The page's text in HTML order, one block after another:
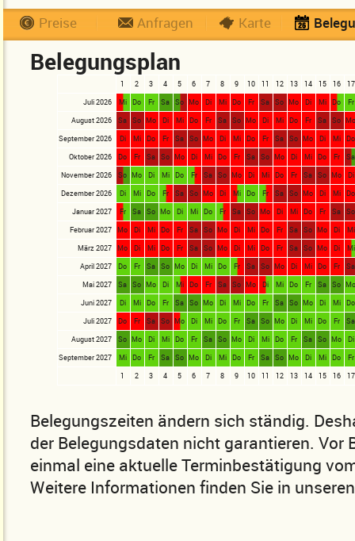
Preise Anfragen Karte
Belegungsplan
1 2 3 4 5 6 7 8 9 10 11 12 13 14 15 16
17
Juli 2026
Mi Do Fr Sa So Mo Di Mi Do Fr Sa So Mo Di Mi Do
Fr
August 2026
Sa So Mo Di Mi Do Fr Sa So Mo Di Mi Do Fr Sa So
September 2026
Di Mi Do Fr Sa So Mo Di Mi Do Fr Sa So Mo Di Mi Do
Oktober 2026
Do Fr Sa So Mo Di Mi Do Fr Sa So Mo Di Mi Do Fr
Sa
November 2026
So Mo Di Mi Do Fr Sa So Mo Di Mi Do Fr Sa So Mo
Di
Dezember 2026
Di Mi Do Fr Sa So Mo Di Mi Do Fr Sa So Mo Di Mi Do
Januar 2027
Fr Sa So Mo Di Mi Do Fr Sa So Mo Di Mi Do Fr Sa So
Februar 2027 Mo Di Mi Do Fr Sa So Mo Di Mi Do Fr Sa So Mo Di
Mi
März 2027 Mo Di Mi Do Fr Sa So Mo Di Mi Do Fr Sa So Mo Di
Mi
April 2027
Do Fr Sa So Mo Di Mi Do Fr Sa So Mo Di Mi Do Fr
Sa
Mai 2027
Sa So Mo Di Mi Do Fr Sa So Mo Di Mi Do Fr Sa So
Juni 2027
Di Mi Do Fr Sa So Mo Di Mi Do Fr Sa So Mo Di Mi Do
Juli 2027
Do Fr Sa So Mo Di Mi Do Fr Sa So Mo Di Mi Do Fr
Sa
August 2027
So Mo Di Mi Do Fr Sa So Mo Di Mi Do Fr Sa So Mo
Di
September 2027
Mi Do Fr Sa So Mo Di Mi Do Fr Sa So Mo Di Mi Do
Fr
1
2 3 4 5 6 7 8 9 10 11 12 13 14 15 16 17
Belegungszeiten ändern sich ständig.
der Belegungsdaten nicht garantieren. Vor
einmal eine aktuelle Terminbestätigung
Weitere Informationen finden Sie in